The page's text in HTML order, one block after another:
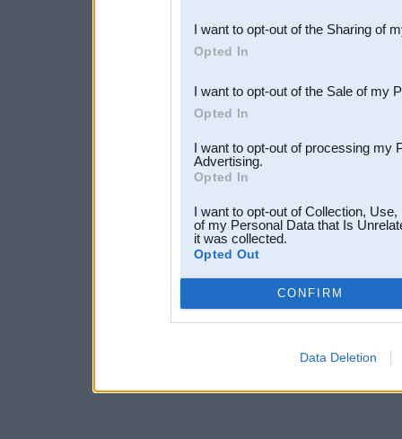
Downstream Participants
third parties.
I want to opt-out of the Sharing of
Opted In
I want to opt-out of the Sale of my
Opted In
I want to opt-out of processing my
Advertising.
Opted In
I want to opt-out of Collection,
of my Personal Data that Is
it was collected.
Opted Out
CONFIRM
Data Deletion